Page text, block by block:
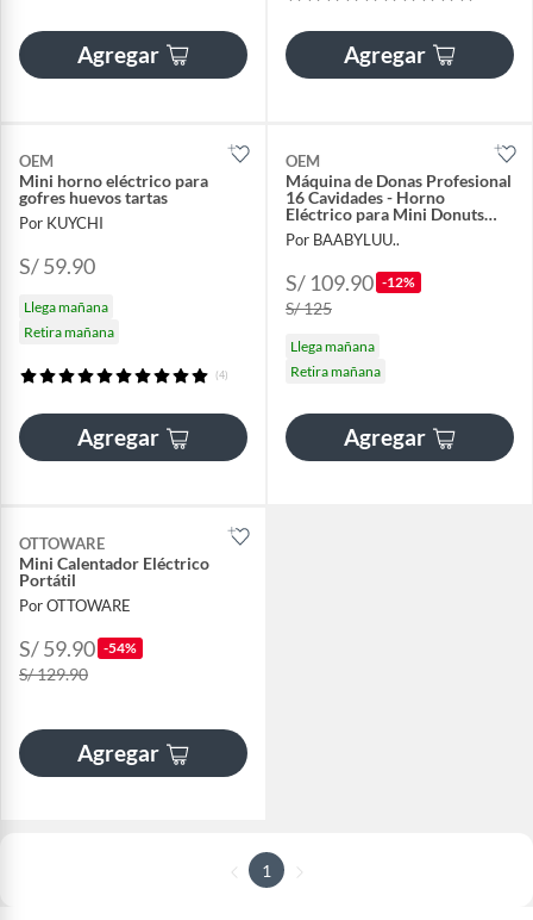
Agregar Agregar
OEM
Mini horno eléctrico para
gofres huevos tartas
Por KUYCHI
S/ 59.90
Llega mañana
Retira mañana
(4)
Agregar
OEM
Máquina de Donas Profesional
16 Cavidades - Horno
Eléctrico para Mini Donuts
Saludables
Por BAABYLUU..
S/ 109.90 -12%
S/ 125
Llega mañana
Retira mañana
Agregar
OTTOWARE
Mini Calentador Eléctrico
Portátil
Por OTTOWARE
S/ 59.90 -54%
S/ 129.90
Agregar
1